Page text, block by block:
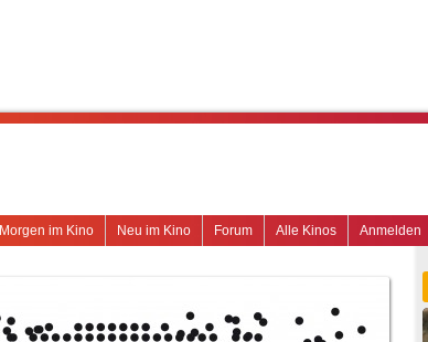
Anmelden
Alle Kinos
Forum
Neu im Kino
Morgen im Kino